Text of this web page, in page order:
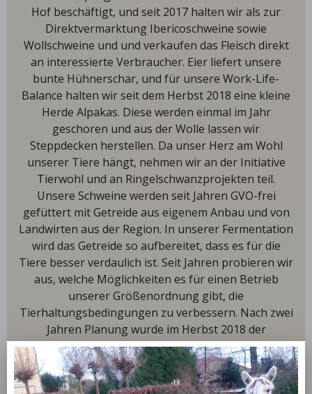
Hof beschäftigt, und seit 2017 halten wir als zur
Direktvermarktung Ibericoschweine sowie
Wollschweine und und verkaufen das Fleisch direkt
an interessierte Verbraucher. Eier liefert unsere
bunte Hühnerschar, und für unsere Work-Life-
Balance halten wir seit dem Herbst 2018 eine kleine
Herde Alpakas. Diese werden einmal im Jahr
geschoren und aus der Wolle lassen wir
Steppdecken herstellen. Da unser Herz am Wohl
unserer Tiere hängt, nehmen wir an der Initiative
Tierwohl und an Ringelschwanzprojekten teil.
Unsere Schweine werden seit Jahren GVO-frei
gefüttert mit Getreide aus eigenem Anbau und von
Landwirten aus der Region. In unserer Fermentation
wird das Getreide so aufbereitet, dass es für die
Tiere besser verdaulich ist. Seit Jahren probieren wir
aus, welche Möglichkeiten es für einen Betrieb
unserer Größenordnung gibt, die
Tierhaltungsbedingungen zu verbessern. Nach zwei
Jahren Planung wurde im Herbst 2018 der
Bauantrag genehmigt, und wir haben unseren
Betrieb umgebaut mit Ausläufen und 100%
Strohhaltung. 3500 Schweine haben doppelten Platz